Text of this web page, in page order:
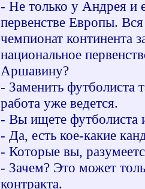
- Не только у Андрея и
первенстве Европы.
чемпионат континента
национальное
Аршавину?
- Заменить футболиста
работа уже ведется.
- Вы ищете футболиста
- Да, есть кое-какие
- Которые вы,
- Зачем? Это может
контракта.